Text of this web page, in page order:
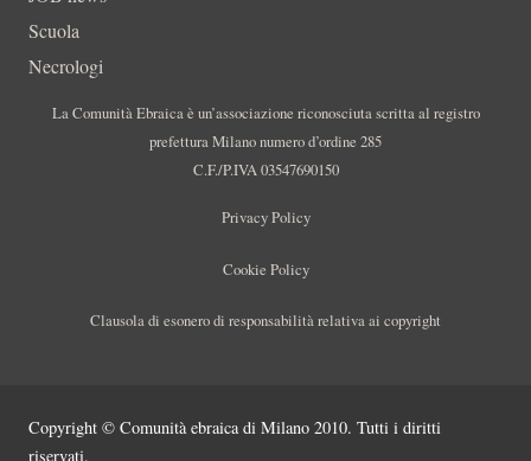
Scuola
Necrologi
La Comunità Ebraica è un’associazione riconosciuta scritta al registro
prefettura Milano numero d’ordine 285
C.F./P.IVA 03547690150
Privacy Policy
Cookie Policy
Clausola di esonero di responsabilità relativa ai copyright
Copyright © Comunità ebraica di Milano 2010. Tutti i diritti
riservati.